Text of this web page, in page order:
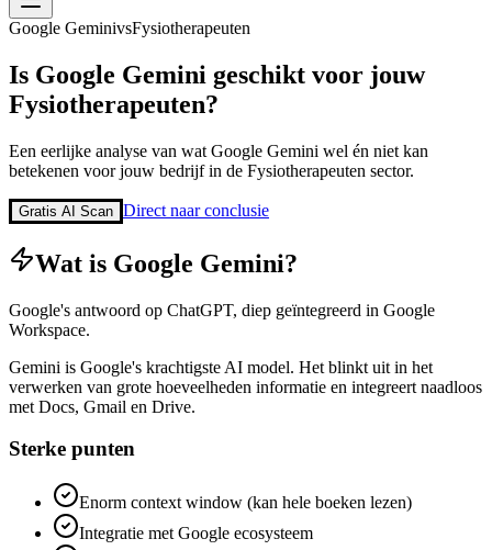
Google GeminivsFysiotherapeuten
Is Google Gemini geschikt voor jouw
Fysiotherapeuten?
Een eerlijke analyse van wat Google Gemini wel én niet kan
betekenen voor jouw bedrijf in de Fysiotherapeuten sector.
Gratis AI Scan Direct naar conclusie
Wat is Google Gemini?
Google's antwoord op ChatGPT, diep geïntegreerd in Google
Workspace.
Gemini is Google's krachtigste AI model. Het blinkt uit in het
verwerken van grote hoeveelheden informatie en integreert naadloos
met Docs, Gmail en Drive.
Sterke punten
Enorm context window (kan hele boeken lezen)
Integratie met Google ecosysteem